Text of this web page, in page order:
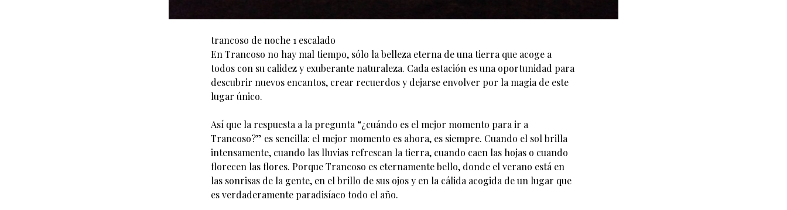
trancoso de noche 1 escalado
En Trancoso no hay mal tiempo, sólo la belleza eterna de una tierra que acoge a
todos con su calidez y exuberante naturaleza. Cada estación es una oportunidad para
descubrir nuevos encantos, crear recuerdos y dejarse envolver por la magia de este
lugar único.
Así que la respuesta a la pregunta “¿cuándo es el mejor momento para ir a
Trancoso?” es sencilla: el mejor momento es ahora, es siempre. Cuando el sol brilla
intensamente, cuando las lluvias refrescan la tierra, cuando caen las hojas o cuando
florecen las flores. Porque Trancoso es eternamente bello, donde el verano está en
las sonrisas de la gente, en el brillo de sus ojos y en la cálida acogida de un lugar que
es verdaderamente paradisíaco todo el año.